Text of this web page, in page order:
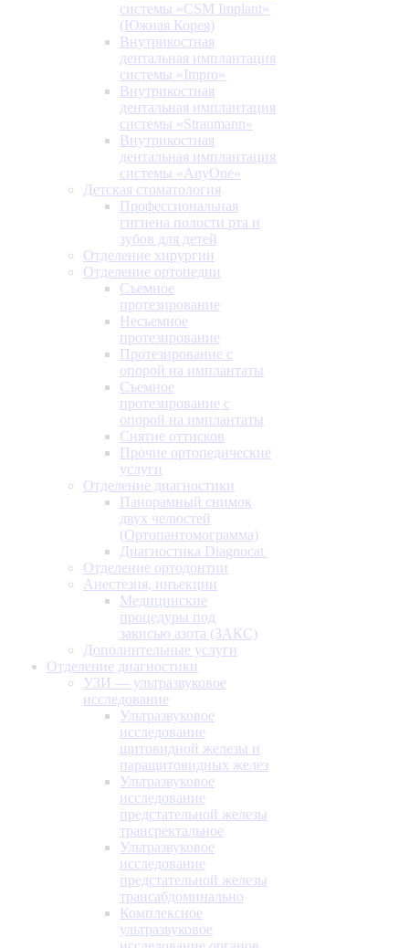
системы «CSM Implant»
(Южная Корея)
Внутрикостная
дентальная имплантация
системы «Impro»
Внутрикостная
дентальная имплантация
системы «Straumann»
Внутрикостная
дентальная имплантация
системы «AnyOne»
Детская стоматология
Профессиональная
гигиена полости рта и
зубов для детей
Отделение хирургии
Отделение ортопедии
Съемное
протезирование
Несъемное
протезирование
Протезирование с
опорой на имплантаты
Съемное
протезирование с
опорой на имплантаты
Снятие оттисков
Прочие ортопедические
услуги
Отделение диагностики
Панорамный снимок
двух челюстей
(Ортопантомограмма)
Диагностика Diagnocat
Отделение ортодонтии
Анестезия, инъекции
Медицинские
процедуры под
закисью азота (ЗАКС)
Дополнительные услуги
Отделение диагностики
УЗИ — ультразвуковое
исследование
Ультразвуковое
исследование
щитовидной железы и
паращитовидных желез
Ультразвуковое
исследование
предстательной железы
трансректальное
Ультразвуковое
исследование
предстательной железы
трансабдоминально
Комплексное
ультразвуковое